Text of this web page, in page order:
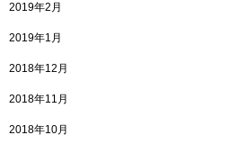
2019年2月
2019年1月
2018年12月
2018年11月
2018年10月